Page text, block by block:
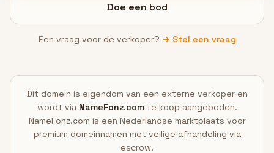
Doe een bod
Een vraag voor de verkoper? → Stel een vraag
Dit domein is eigendom van een externe verkoper en
wordt via NameFonz.comte koop aangeboden.
NameFonz.com is een Nederlandse marktplaats voor
premium domeinnamen met veilige afhandeling via
escrow.